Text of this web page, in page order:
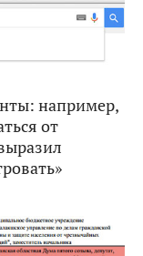
например,
от